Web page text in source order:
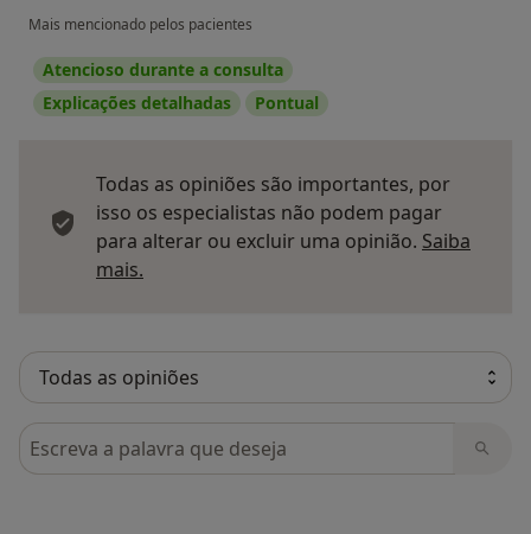
Mais mencionado pelos pacientes
Atencioso durante a consulta
Explicações detalhadas
Pontual
Todas as opiniões são importantes, por
isso os especialistas não podem pagar
para alterar ou excluir uma opinião. Saiba
mais.
Pesquisar em opiniões